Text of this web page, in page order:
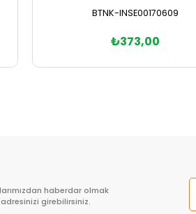
BTNK-INSE00170609
₺373,00
haberdar olmak
girebilirsiniz.